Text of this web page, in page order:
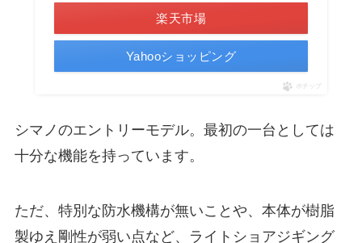
楽天市場
Yahooショッピング
ポチップ
シマノのエントリーモデル。最初の一台としては
十分な機能を持っています。
ただ、特別な防水機構が無いことや、本体が樹脂
製ゆえ剛性が弱い点など、ライトショアジギング